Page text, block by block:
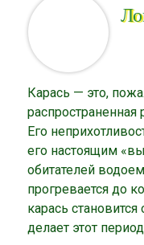
Карась — это,
Его
его настоящим
обитателей
прогревается до
карась
делает этот